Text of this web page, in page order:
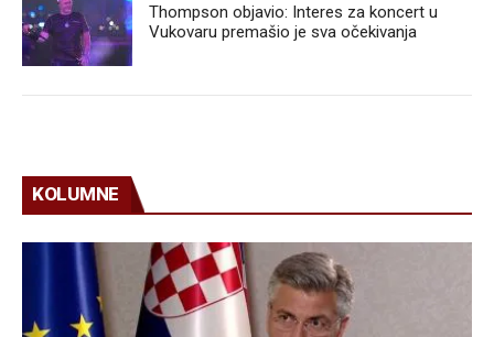
Thompson objavio: Interes za koncert u
Vukovaru premašio je sva očekivanja
KOLUMNE